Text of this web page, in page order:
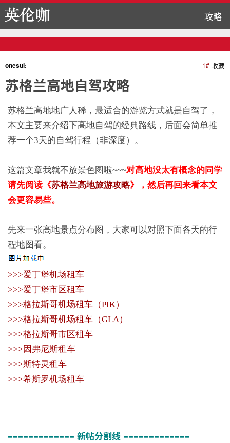
攻略
收藏
1#
onesui:
苏格兰高地自驾攻略
苏格兰高地地广人稀，最适合的游览方式就是自驾了，
本文主要来介绍下高地自驾的经典路线，后面会简单推
荐一个3天的自驾行程（非深度）。
这篇文章我就不放景色图啦~~~对高地没太有概念的同学
请先阅读《苏格兰高地旅游攻略》，然后再回来看本文
会更容易些。
先来一张高地景点分布图，大家可以对照下面各天的行
程地图看。
>>>爱丁堡机场租车
>>>爱丁堡市区租车
>>>格拉斯哥机场租车（PIK）
>>>格拉斯哥机场租车（GLA）
>>>格拉斯哥市区租车
>>>因弗尼斯租车
>>>斯特灵租车
>>>希斯罗机场租车
============= 新帖分割线 =============